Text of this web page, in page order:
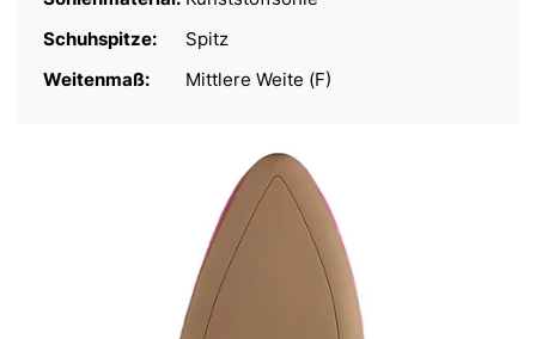
Schuhspitze:
Spitz
Weitenmaß:
Mittlere Weite (F)